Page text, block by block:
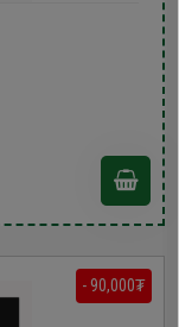
- 90,000₮